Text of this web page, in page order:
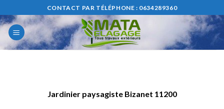
to
content
CONTACT PAR TÉLÉPHONE : 0634289360
Jardinier paysagiste Bizanet 11200